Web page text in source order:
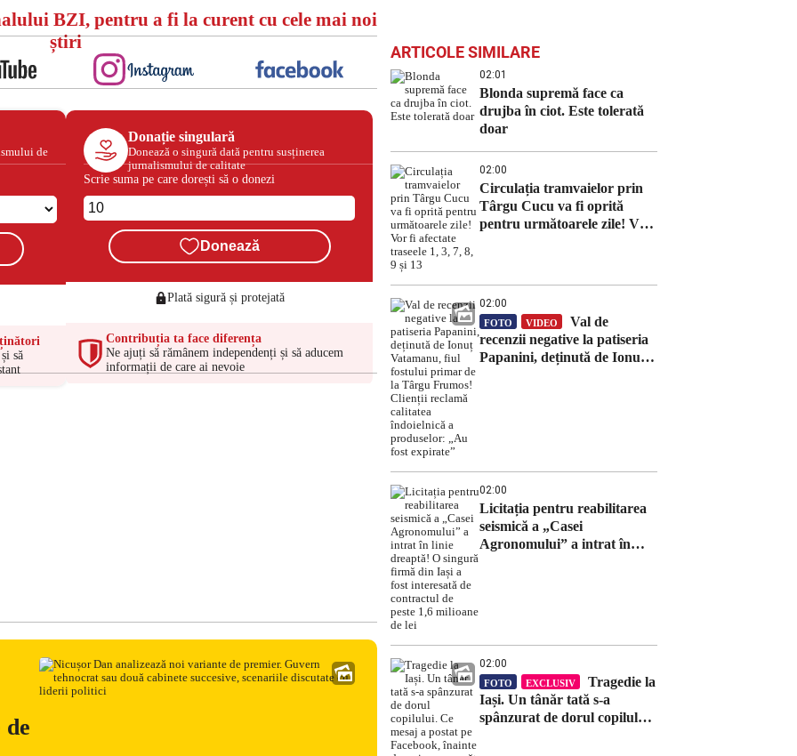
BZI, pentru a fi la curent cu cele mai noi
știri
de
să
Donație singulară
Donează o singură dată pentru susținerea
jurnalismului de calitate
Scrie suma pe care dorești să o donezi
Donează
Plată sigură și protejată
Contribuția ta face diferența
Ne ajuți să rămânem independenți și să aducem
informații de care ai nevoie
ARTICOLE SIMILARE
02:01
Blonda supremă face ca
drujba în ciot. Este tolerată
doar
02:00
Circulația tramvaielor prin
Târgu Cucu va fi oprită
pentru următoarele zile! Vor
02:00
FOTO VIDEO
Val de
recenzii negative la patiseria
Papanini, deținută de Ionuț
02:00
Licitația pentru reabilitarea
seismică a „Casei
Agronomului” a intrat în
02:00
FOTO EXCLUSIV
Tragedie la
Iași. Un tânăr tată s-a
spânzurat de dorul copilului.